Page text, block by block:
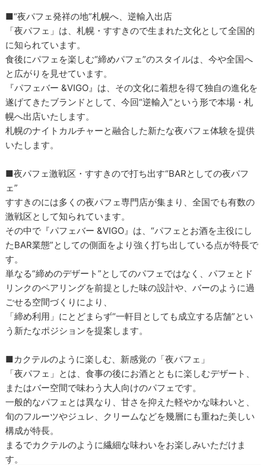
■“夜パフェ発祥の地”札幌へ、逆輸入出店
「夜パフェ」は、札幌・すすきので生まれた文化として全国的
に知られています。
食後にパフェを楽しむ“締めパフェ”のスタイルは、今や全国へ
と広がりを見せています。
『パフェバー &VIGO』は、その文化に着想を得て独自の進化を
遂げてきたブランドとして、今回“逆輸入”という形で本場・札
幌へ出店いたします。
札幌のナイトカルチャーと融合した新たな夜パフェ体験を提供
いたします。
■夜パフェ激戦区・すすきので打ち出す“BARとしての夜パフ
ェ”
すすきのには多くの夜パフェ専門店が集まり、全国でも有数の
激戦区として知られています。
その中で『パフェバー &VIGO』は、“パフェとお酒を主役にし
たBAR業態”としての側面をより強く打ち出している点が特長で
す。
単なる“締めのデザート”としてのパフェではなく、パフェとド
リンクのペアリングを前提とした味の設計や、バーのように過
ごせる空間づくりにより、
「締め利用」にとどまらず“一軒目としても成立する店舗”とい
う新たなポジションを提案します。
■カクテルのように楽しむ、新感覚の「夜パフェ」
「夜パフェ」とは、食事の後にお酒とともに楽しむデザート、
またはバー空間で味わう大人向けのパフェです。
一般的なパフェとは異なり、甘さを抑えた軽やかな味わいと、
旬のフルーツやジュレ、クリームなどを幾層にも重ねた美しい
構成が特長。
まるでカクテルのように繊細な味わいをお楽しみいただけま
す。